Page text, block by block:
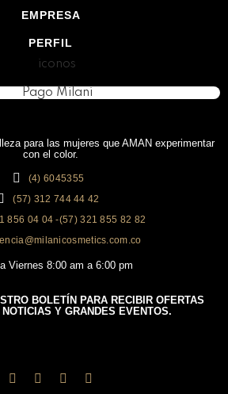
EMPRESA
PERFIL
para las mujeres que AMAN experimentar
con el color.
(4) 6045355
(57) 312 744 44 42
856 04 04 -(57) 321 855 82 82
Viernes 8:00 am a 6:00 pm
BOLETÍN PARA RECIBIR OFERTAS
Y GRANDES EVENTOS.